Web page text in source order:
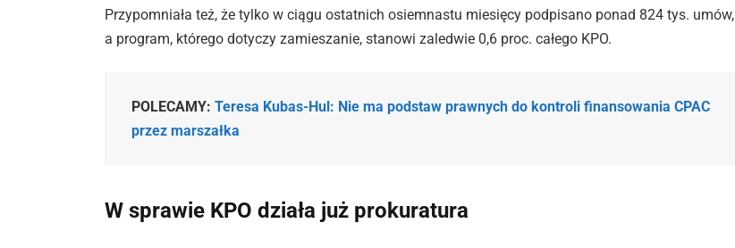
Przypomniała też, że tylko w ciągu ostatnich osiemnastu miesięcy podpisano ponad 824 tys. umów,
a program, którego dotyczy zamieszanie, stanowi zaledwie 0,6 proc. całego KPO.
POLECAMY:Teresa Kubas-Hul: Nie ma podstaw prawnych do kontroli finansowania CPAC
przez marszałka
W sprawie KPO działa już prokuratura